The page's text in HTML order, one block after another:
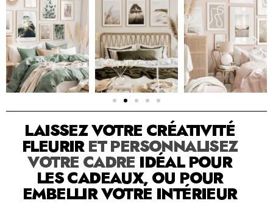
SOLUTION PAR THE LUXURY BOX & CO
LAISSEZ VOTRE CRÉATIVITÉ
FLEURIRET PERSONNALISEZ
VOTRE CADRE IDÉAL POUR
LES CADEAUX, OU POUR
EMBELLIR VOTRE INTÉRIEUR